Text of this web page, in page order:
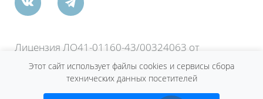
Лицензия ЛО41-01160-43/00324063 от
13.02.2019 г. выдана Министерство
здравоохранения Кировской области.
Этот сайт использует файлы cookies и сервисы сбора
технических данных посетителей